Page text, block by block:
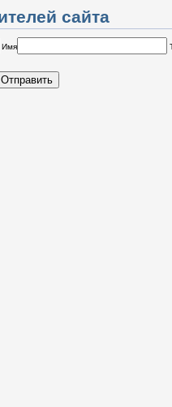
сайта
Имя
Отправить